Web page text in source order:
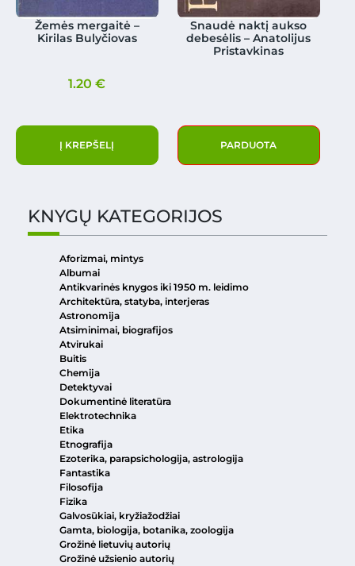
Žemės mergaitė –
Kirilas Bulyčiovas
1.20€
Į KREPŠELĮ
Snaudė naktį aukso
debesėlis – Anatolijus
Pristavkinas
PARDUOTA
KNYGŲ KATEGORIJOS
Aforizmai, mintys
Albumai
Antikvarinės knygos iki 1950 m. leidimo
Architektūra, statyba, interjeras
Astronomija
Atsiminimai, biografijos
Atvirukai
Buitis
Chemija
Detektyvai
Dokumentinė literatūra
Elektrotechnika
Etika
Etnografija
Ezoterika, parapsichologija, astrologija
Fantastika
Filosofija
Fizika
Galvosūkiai, kryžiažodžiai
Gamta, biologija, botanika, zoologija
Grožinė lietuvių autorių
Grožinė užsienio autorių